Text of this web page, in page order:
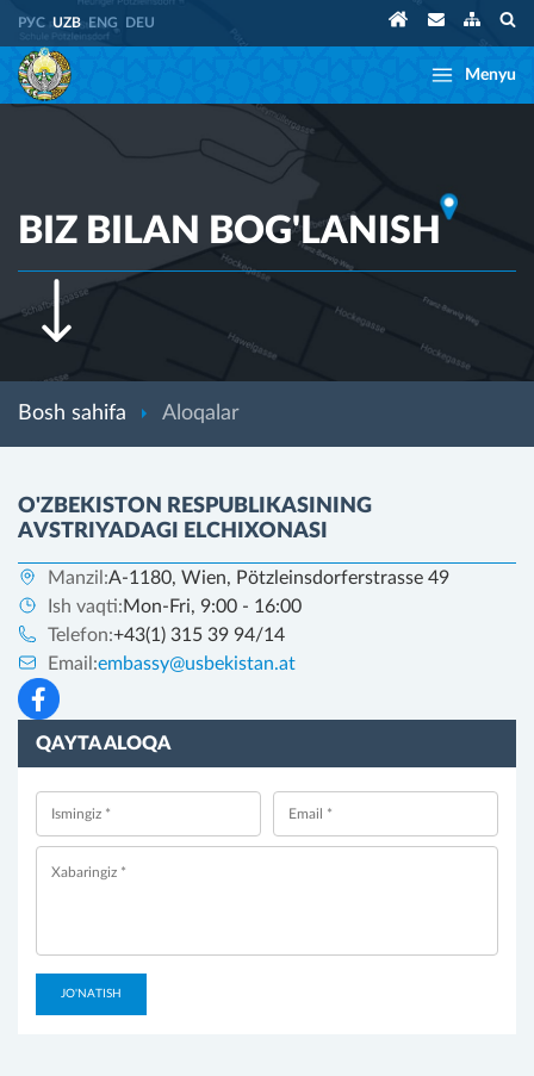
РУС UZB ENG DEU
Menyu
BIZ BILAN BOG'LANISH
Bosh sahifa Aloqalar
O'ZBEKISTON RESPUBLIKASINING
AVSTRIYADAGI ELCHIXONASI
Manzil:A-1180, Wien, Pötzleinsdorferstrasse 49
Ish vaqti:Mon-Fri, 9:00 - 16:00
Telefon:+43(1) 315 39 94/14
Email:embassy@usbekistan.at
QAYTA ALOQA